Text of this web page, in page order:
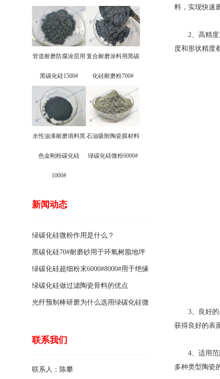
管道耐磨防腐涂层用
黑碳化硅1500#
复合耐磨涂料用黑碳
化硅耐磨粉700#
水性油漆耐磨填料黑
色金刚粉碳化硅
1000#
石油吸附陶瓷膜材料
绿碳化硅微粉6000#
新闻动态
绿碳化硅微粉作用是什么？
黑碳化硅70#耐磨砂用于环氧树脂地坪
骨料的特点有哪些？
绿碳化硅超细粉末6000#8000#用于绝缘
涂料的优点
绿碳化硅做过滤陶瓷骨料的优点
光纤预制棒研磨为什么选用绿碳化硅微
联系我们
联系人：陈攀
料，实现快速
2、高精度加
度和形状精度
3、良好的表
获得良好的表
4、适用范
多种类型陶瓷